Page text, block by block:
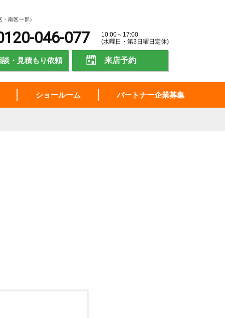
南区一部）
046-077
10:00～17:00
(水曜日・第3日曜日定休)
談・見積もり依頼 来店予約
ショールーム パートナー企業募集